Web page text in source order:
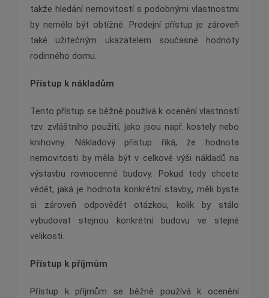
takže hledání nemovitostí s podobnými vlastnostmi
by nemělo být obtížné. Prodejní přístup je zároveň
také užitečným ukazatelem současné hodnoty
rodinného domu.
Přístup k nákladům
Tento přístup se běžně používá k ocenění vlastností
tzv. zvláštního použití, jako jsou např. kostely nebo
knihovny. Nákladový přístup říká, že hodnota
nemovitosti by měla být v celkové výši nákladů na
výstavbu rovnocenné budovy. Pokud tedy chcete
vědět, jaká je hodnota konkrétní stavby, měli byste
si zároveň odpovědět otázkou, kolik by stálo
vybudovat stejnou konkrétní budovu ve stejné
velikosti.
Přístup k příjmům
Přístup k příjmům se běžně používá k ocenění